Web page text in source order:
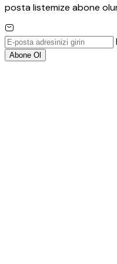
posta listemize abone
Abone Ol